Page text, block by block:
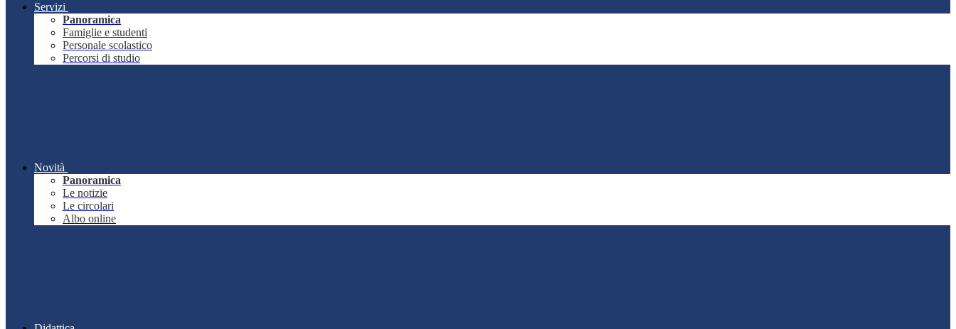
Servizi
Panoramica
Famiglie e studenti
Personale scolastico
Percorsi di studio
Novità
Panoramica
Le notizie
Le circolari
Albo online